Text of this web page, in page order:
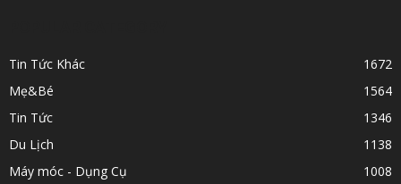
Tin Tức Khác
1672
Mẹ&Bé
1564
Tin Tức
1346
Du Lịch
1138
Máy móc - Dụng Cụ
1008